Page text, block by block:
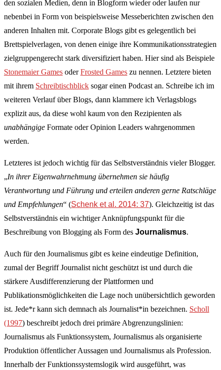
den sozialen Medien, denn in Blogform wieder oder laufen nur
nebenbei in Form von beispielsweise Messeberichten zwischen den
anderen Inhalten mit. Corporate Blogs gibt es gelegentlich bei
Brettspielverlagen, von denen einige ihre Kommunikationsstrategien
zielgruppengerecht stark diversifiziert haben. Hier sind als Beispiele
Stonemaier Games oderFrosted Games zu nennen. Letztere bieten
mit ihrem Schreibtischblick sogar einen Podcast an. Schreibe ich im
weiteren Verlauf über Blogs, dann klammere ich Verlagsblogs
explizit aus, da diese wohl kaum von den Rezipienten als
unabhängige Formate oder Opinion Leaders wahrgenommen
werden.
Letzteres ist jedoch wichtig für das Selbstverständnis vieler Blogger.
„In ihrer Eigenwahrnehmung übernehmen sie häufig
Verantwortung und Führung und erteilen anderen gerne Ratschläge
und Empfehlungen“ (Schenk et al. 2014: 37). Gleichzeitig ist das
Selbstverständnis ein wichtiger Anknüpfungspunkt für die
Beschreibung von Blogging als Form des Journalismus.
Auch für den Journalismus gibt es keine eindeutige Definition,
zumal der Begriff Journalist nicht geschützt ist und durch die
stärkere Ausdifferenzierung der Plattformen und
Publikationsmöglichkeiten die Lage noch unübersichtlich geworden
ist. Jede*r kann sich demnach als Journalist*in bezeichnen. Scholl
(1997) beschreibt jedoch drei primäre Abgrenzungslinien:
Journalismus als Funktionssystem, Journalismus als organisierte
Produktion öffentlicher Aussagen und Journalismus als Profession.
Innerhalb der Funktionssystemslogik wird ausgeführt, was